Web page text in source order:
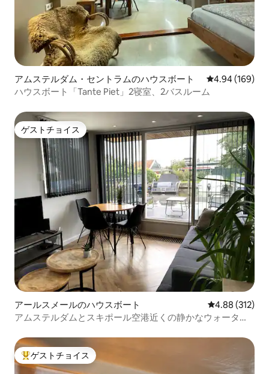
アムステルダム・セントラムのハウスボート レビュー169
4.94 (169)
ハウスボート「Tante Piet」2寝室、2バスルーム
ゲストチョイス
ゲストチョイス
アールスメールのハウスボート レビュー312
4.88 (312)
アムステルダムとスキポール空港近くの静かなウォーター
大好評のゲストチョイスです。
ゲストチョイス